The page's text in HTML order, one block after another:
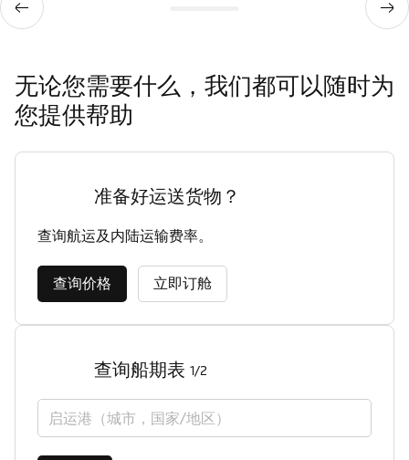
无论您需要什么，我们都可以随时为
您提供帮助
准备好运送货物？
查询航运及内陆运输费率。
查询价格 立即订舱
查询船期表 1/2
启运港（城市，国家/地区）